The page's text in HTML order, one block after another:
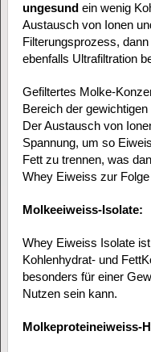
ungesundein wenig
Austausch von Ionen
Filterungsprozess,
ebenfalls Ultrafiltration
Gefiltertes Molke-
Bereich der
Der Austausch von
Spannung, um so
Fett zu trennen, was
Whey Eiweiss zur Folge
Molkeeiweiss-Isolate:
Whey Eiweiss Isolate
Kohlenhydrat- und
besonders für einer
Nutzen sein kann.
Molkeproteineiweiss-